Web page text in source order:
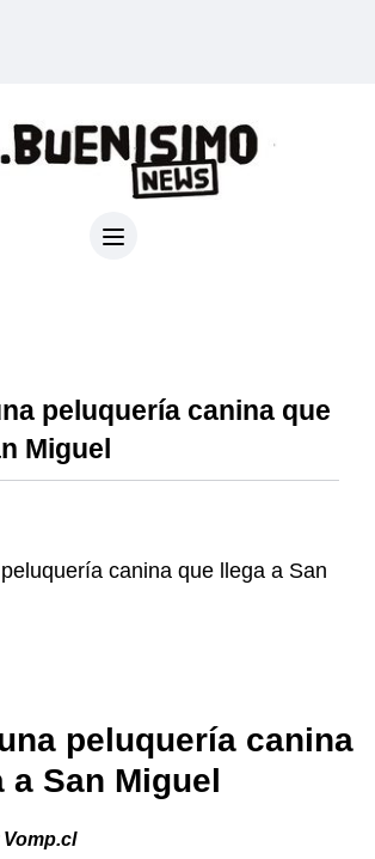
peluquería canina que
Miguel
peluquería canina
a San Miguel